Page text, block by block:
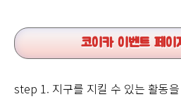
코이카 이벤트 페이
step 1. 지구를 지킬 수 있는 활동